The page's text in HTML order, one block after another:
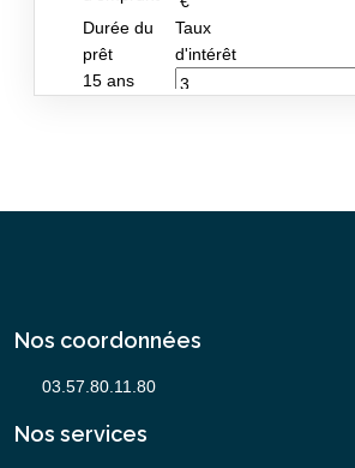
Nos coordonnées
Nos services